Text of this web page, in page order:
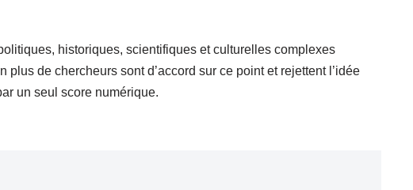
historiques, scientifiques et culturelles complexes
de chercheurs sont d’accord sur ce point et rejettent l’idée
un seul score numérique.